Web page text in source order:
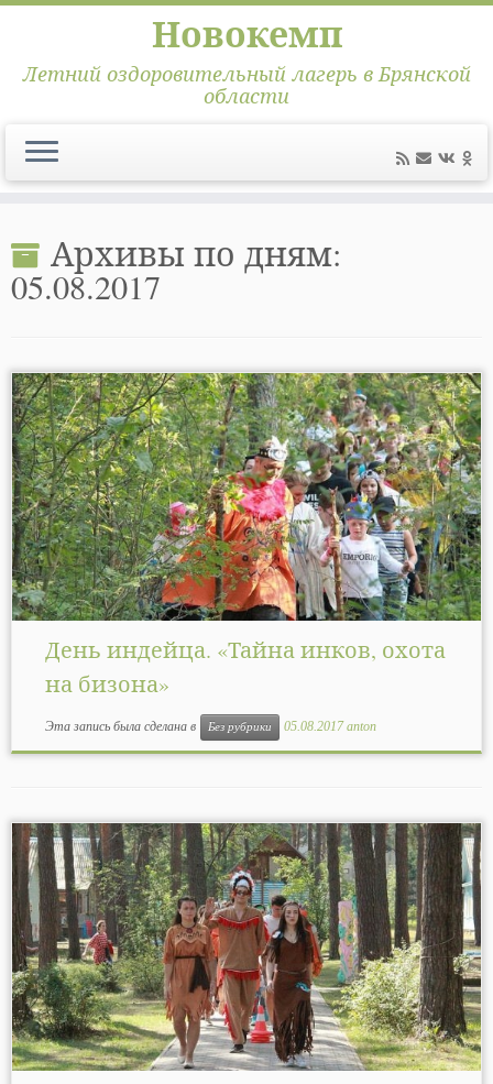
содержимому
Новокемп
Летний оздоровительный лагерь в Брянской
области
Архивы по дням:
05.08.2017
День индейца. «Тайна инков, охота
на бизона»
Эта запись была сделана в Без рубрики 05.08.2017 anton